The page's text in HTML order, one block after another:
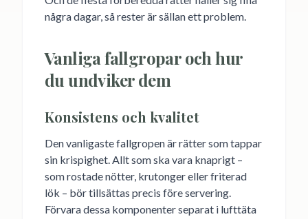
några dagar, så rester är sällan ett problem.
Vanliga fallgropar och hur
du undviker dem
Konsistens och kvalitet
Den vanligaste fallgropen är rätter som tappar
sin krispighet. Allt som ska vara knaprigt –
som rostade nötter, krutonger eller friterad
lök – bör tillsättas precis före servering.
Förvara dessa komponenter separat i lufttäta